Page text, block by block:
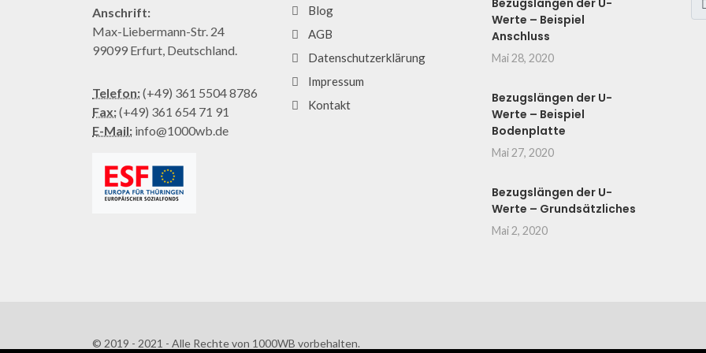
Anschrift:
Max-Liebermann-Str. 24
99099 Erfurt, Deutschland.
Telefon:(+49) 361 5504 8786
Fax:(+49) 361 654 71 91
E-Mail: info@1000wb.de
Blog
AGB
Datenschutzerklärung
Impressum
Kontakt
Bezugslängen der U-
Werte – Beispiel
Anschluss
Mai 28, 2020
Bezugslängen der U-
Werte – Beispiel
Bodenplatte
Mai 27, 2020
Bezugslängen der U-
Werte – Grundsätzliches
Mai 2, 2020
© 2019 - 2021 - Alle Rechte von 1000WB vorbehalten.